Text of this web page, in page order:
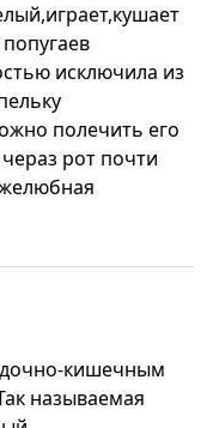
исключила из
полечить его
рот почти
кишечным
называемая